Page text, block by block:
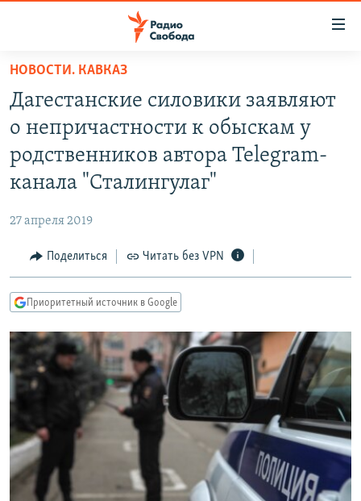
упрощенного
доступа
основному
содержанию
навигации
Вернутся
ПОДКАСТЫ
АВТОРСКИЕ ПРОЕКТЫ
ЦИТАТЫ СВОБОДЫ
КУЛЬТУРА
IDEL.РЕАЛИИ
КАВКАЗ.РЕАЛИИ
СИБИРЬ.РЕАЛИИ
РАСПИСАНИЕ ВЕЩАНИЯ
ПОДПИШИТЕСЬ НА РАССЫЛКУ
СОЦИАЛЬНЫЕ СЕТИ
НОВОСТИ. КАВКАЗ
Дагестанские силовики заявляют
о непричастности к обыскам у
родственников автора Telegram-
канала "Сталингулаг"
27 апреля 2019
Поделиться Читать без VPN
Приоритетный источник в Google